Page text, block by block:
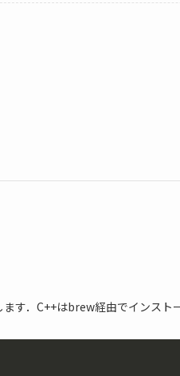
す．C++はbrew経由でインスト